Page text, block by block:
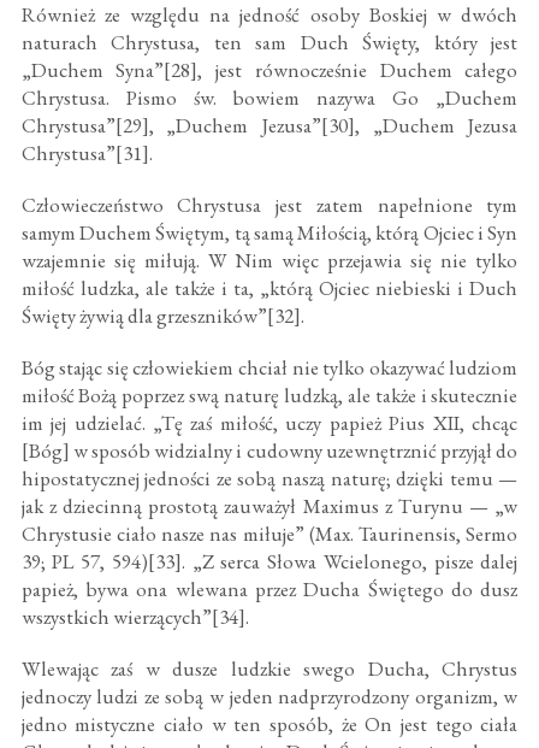
Również ze względu na jedność osoby Boskiej w dwóch
naturach Chrystusa, ten sam Duch Święty, który jest
„Duchem Syna”[28], jest równocześnie Duchem całego
Chrystusa. Pismo św. bowiem nazywa Go „Duchem
Chrystusa”[29], „Duchem Jezusa”[30], „Duchem Jezusa
Chrystusa”[31].
Człowieczeństwo Chrystusa jest zatem napełnione tym
samym Duchem Świętym, tą samą Miłością, którą Ojciec i Syn
wzajemnie się miłują. W Nim więc przejawia się nie tylko
miłość ludzka, ale także i ta, „którą Ojciec niebieski i Duch
Święty żywią dla grzeszników”[32].
Bóg stając się człowiekiem chciał nie tylko okazywać ludziom
miłość Bożą poprzez swą naturę ludzką, ale także i skutecznie
im jej udzielać. „Tę zaś miłość, uczy papież Pius XII, chcąc
[Bóg] w sposób widzialny i cudowny uzewnętrznić przyjął do
hipostatycznej jedności ze sobą naszą naturę; dzięki temu —
jak z dziecinną prostotą zauważył Maximus z Turynu — „w
Chrystusie ciało nasze nas miłuje” (Max. Taurinensis, Sermo
39; PL 57, 594)[33]. „Z serca Słowa Wcielonego, pisze dalej
papież, bywa ona wlewana przez Ducha Świętego do dusz
wszystkich wierzących”[34].
Wlewając zaś w dusze ludzkie swego Ducha, Chrystus
jednoczy ludzi ze sobą w jeden nadprzyrodzony organizm, w
jedno mistyczne ciało w ten sposób, że On jest tego ciała